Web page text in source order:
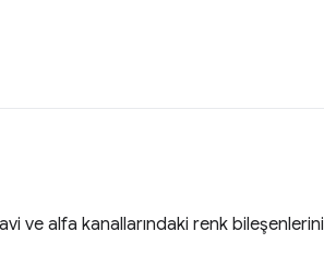
ve alfa kanallarındaki renk bileşenlerini